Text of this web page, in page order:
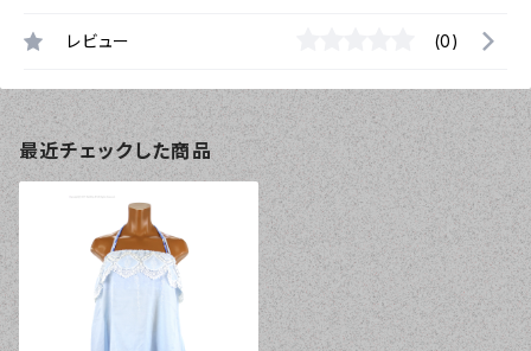
レビュー (0)
最近チェックした商品